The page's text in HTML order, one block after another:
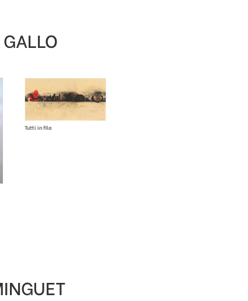
Tutti in fila